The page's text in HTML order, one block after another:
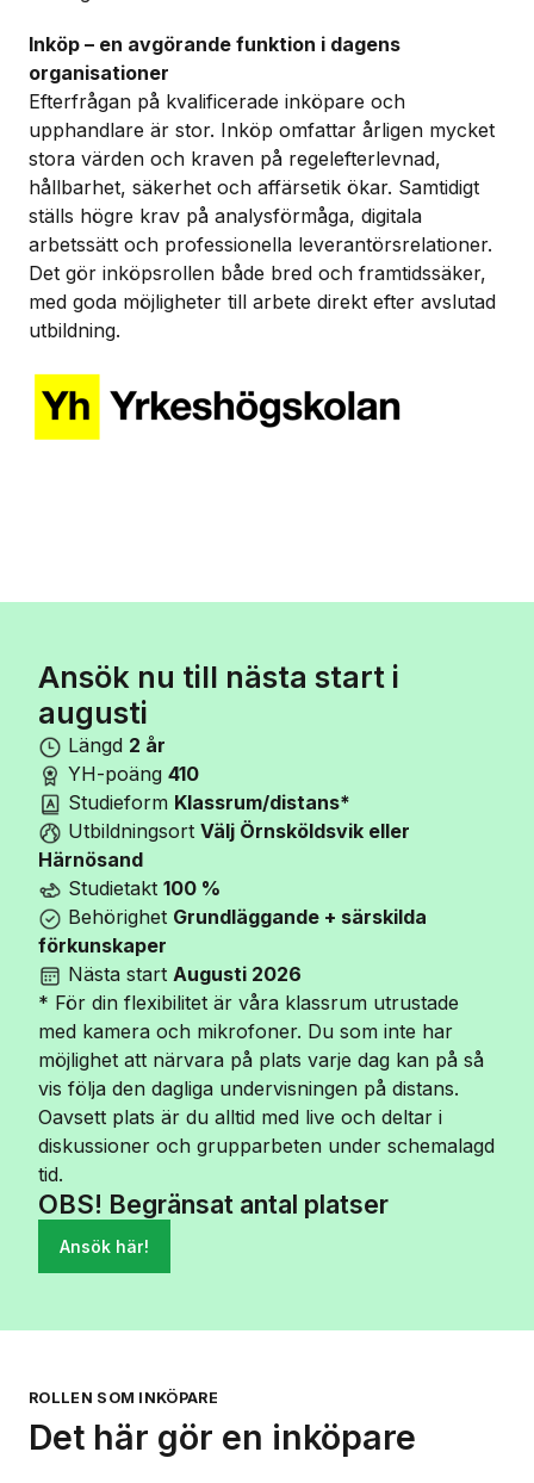
Inköp – en avgörande funktion i dagens
organisationer
Efterfrågan på kvalificerade inköpare och
upphandlare är stor. Inköp omfattar årligen mycket
stora värden och kraven på regelefterlevnad,
hållbarhet, säkerhet och affärsetik ökar. Samtidigt
ställs högre krav på analysförmåga, digitala
arbetssätt och professionella leverantörsrelationer.
Det gör inköpsrollen både bred och framtidssäker,
med goda möjligheter till arbete direkt efter avslutad
utbildning.
Ansök nu till nästa start i
augusti
Längd 2 år
YH-poäng 410
Studieform Klassrum/distans*
Utbildningsort Välj Örnsköldsvik eller
Härnösand
Studietakt 100 %
Behörighet Grundläggande + särskilda
förkunskaper
Nästa start Augusti 2026
* För din flexibilitet är våra klassrum utrustade
med kamera och mikrofoner. Du som inte har
möjlighet att närvara på plats varje dag kan på så
vis följa den dagliga undervisningen på distans.
Oavsett plats är du alltid med live och deltar i
diskussioner och grupparbeten under schemalagd
tid.
OBS! Begränsat antal platser
Ansök här!
ROLLEN SOM INKÖPARE
Det här gör en inköpare